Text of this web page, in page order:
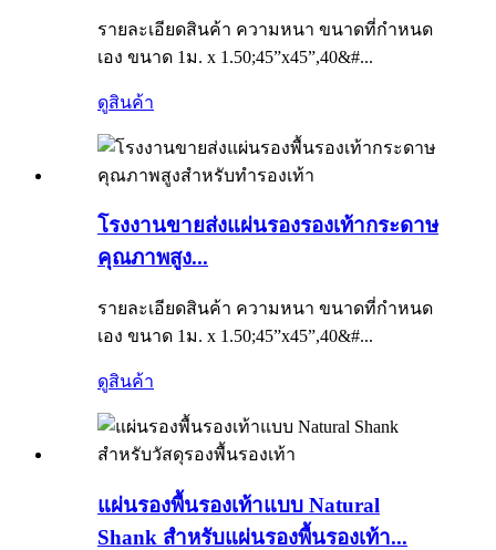
รายละเอียดสินค้า ความหนา ขนาดที่กำหนด
เอง ขนาด 1ม. x 1.50;45”x45”,40&#...
ดูสินค้า
โรงงานขายส่งแผ่นรองรองเท้ากระดาษ
คุณภาพสูง...
รายละเอียดสินค้า ความหนา ขนาดที่กำหนด
เอง ขนาด 1ม. x 1.50;45”x45”,40&#...
ดูสินค้า
แผ่นรองพื้นรองเท้าแบบ Natural
Shank สำหรับแผ่นรองพื้นรองเท้า...